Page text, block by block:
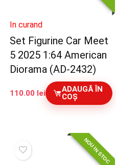
In curand
Set Figurine Car Meet
5 2025 1:64 American
Diorama (AD-2432)
110.00 lei
ADAUGĂ ÎN
COȘ
NOU IN STOC